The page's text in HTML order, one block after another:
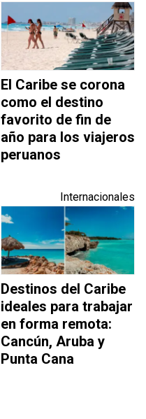
El Caribe se corona
como el destino
favorito de fin de
año para los viajeros
peruanos
Internacionales
Destinos del Caribe
ideales para trabajar
en forma remota:
Cancún, Aruba y
Punta Cana